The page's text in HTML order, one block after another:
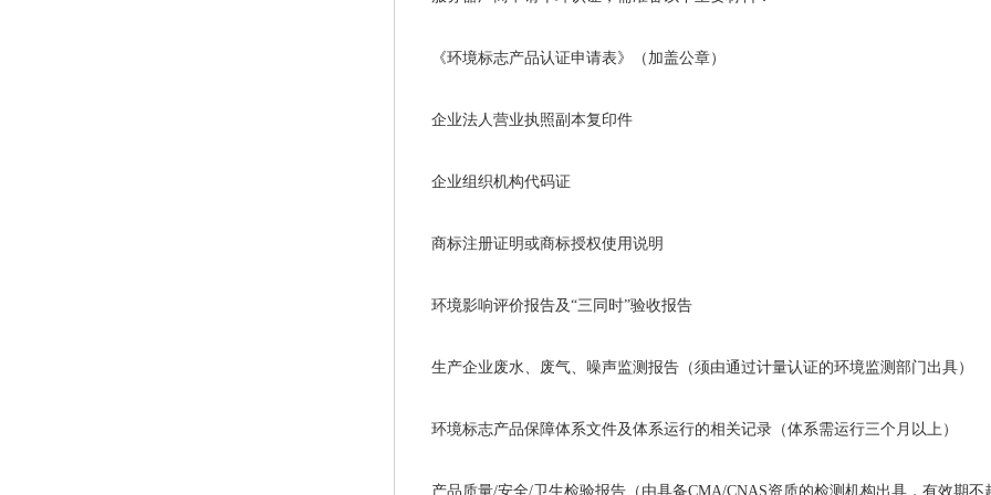
《环境标志产品认证申请表》（加盖公章）
企业法人营业执照副本复印件
企业组织机构代码证
商标注册证明或商标授权使用说明
环境影响评价报告及“三同时”验收报告
生产企业废水、废气、噪声监测报告（须由通过计量认证的环境监测部门出具）
环境标志产品保障体系文件及体系运行的相关记录（体系需运行三个月以上）
产品质量/安全/卫生检验报告（由具备CMA/CNAS资质的检测机构出具，有效期不